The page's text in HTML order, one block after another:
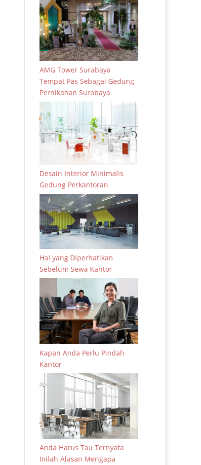
AMG Tower Surabaya
Tempat Pas Sebagai Gedung
Pernikahan Surabaya
Desain Interior Minimalis
Gedung Perkantoran
Hal yang Diperhatikan
Sebelum Sewa Kantor
Kapan Anda Perlu Pindah
Kantor
Anda Harus Tau Ternyata
Inilah Alasan Mengapa